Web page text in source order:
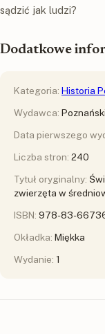
sądzić jak ludzi?
Dodatkowe
Kategoria: Historia
Wydawca:
Data pierwszego
Liczba stron: 240
Tytuł oryginalny:
zwierzęta w
ISBN: 978-83-
Okładka: Miękka
Wydanie: 1